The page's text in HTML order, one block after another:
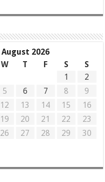
August 2026
W T F S
S
1
2
5 6 7 8
9
12 13 14 15
16
19 20 21 22
23
26 27 28 29
30